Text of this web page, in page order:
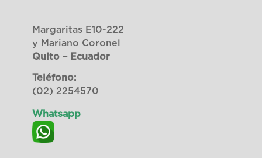
Margaritas E10-222
y Mariano Coronel
Quito – Ecuador
Teléfono:
(02) 2254570
Whatsapp